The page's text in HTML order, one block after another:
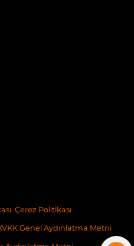
Çerez Politikası
Genel Aydınlatma Metni